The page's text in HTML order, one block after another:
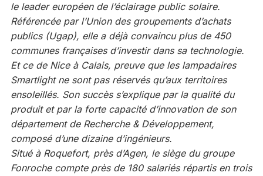
le leader européen de l’éclairage public solaire.
Référencée par l’Union des groupements d’achats
publics (Ugap), elle a déjà convaincu plus de 450
communes françaises d’investir dans sa technologie.
Et ce de Nice à Calais, preuve que les lampadaires
Smartlight ne sont pas réservés qu’aux territoires
ensoleillés. Son succès s’explique par la qualité du
produit et par la forte capacité d’innovation de son
département de Recherche & Développement,
composé d’une dizaine d’ingénieurs.
Situé à Roquefort, près d’Agen, le siège du groupe
Fonroche compte près de 180 salariés répartis en trois